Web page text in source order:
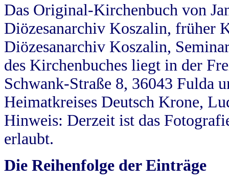
Das Original-Kirchenbuch von
Diözesanarchiv Koszalin, früher
Diözesanarchiv Koszalin,
des Kirchenbuches liegt in der
Schwank-Straße 8, 36043 Fulda
Heimatkreises Deutsch Krone,
Hinweis: Derzeit ist das
erlaubt.
Die Reihenfolge der Einträge